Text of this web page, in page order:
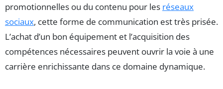
promotionnelles ou du contenu pour les réseaux
sociaux, cette forme de communication est très prisée.
L’achat d’un bon équipement et l’acquisition des
compétences nécessaires peuvent ouvrir la voie à une
carrière enrichissante dans ce domaine dynamique.